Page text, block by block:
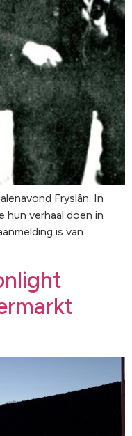
Fryslân. In
hun verhaal doen in
is van